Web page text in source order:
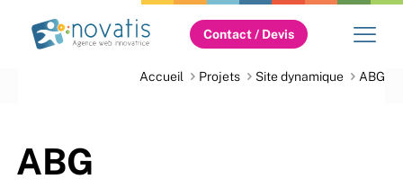
Contact / Devis
Accueil Projets Site dynamique ABG
ABG